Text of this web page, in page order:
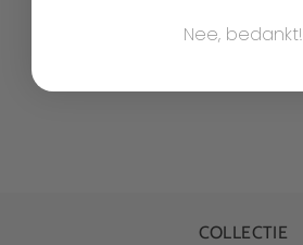
COLLECTIE
Nee, bedankt!